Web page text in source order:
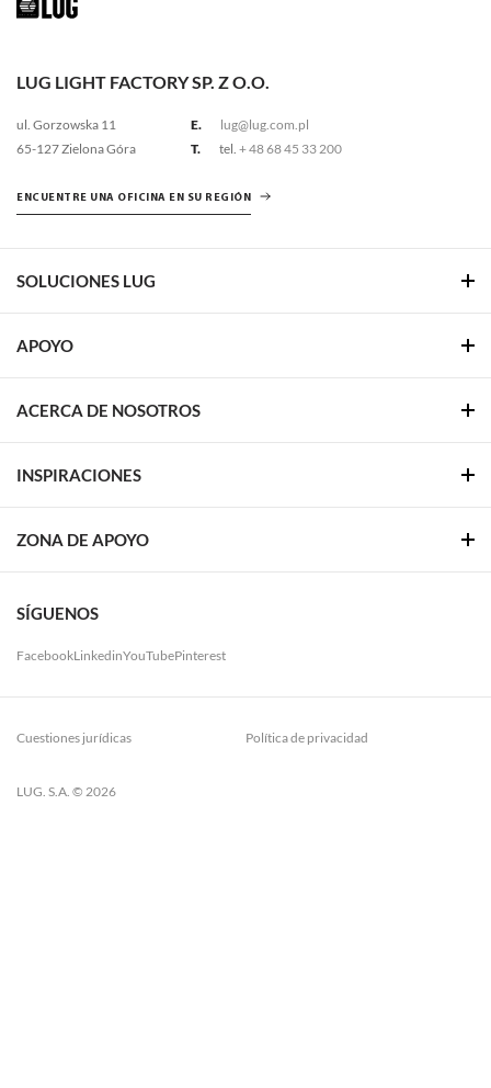
LUG LIGHT FACTORY SP. Z O.O.
ul. Gorzowska 11
65-127 Zielona Góra
E.
lug@lug.com.pl
T.
tel. + 48 68 45 33 200
ENCUENTRE UNA OFICINA EN SU REGIÓN
SOLUCIONES LUG
APOYO
ACERCA DE NOSOTROS
INSPIRACIONES
ZONA DE APOYO
SÍGUENOS
FacebookLinkedinYouTubePinterest
LUG. S.A. © 2026
Cuestiones jurídicas Política de privacidad